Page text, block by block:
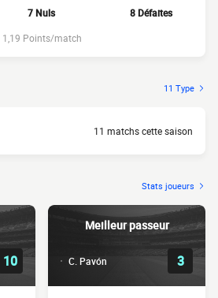
7 Nuls
8 Défaites
1,19 Points/match
11 Type
11 matchs cette saison
Stats joueurs
10
Meilleur passeur
C. Pavón 3